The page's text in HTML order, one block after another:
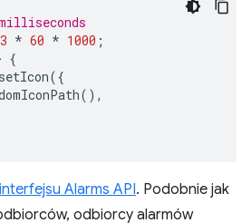
3 * 60 * 1000 ;
{
setIcon({
(),
interfejsu Alarms API. Podobnie jak
odbiorcy alarmów